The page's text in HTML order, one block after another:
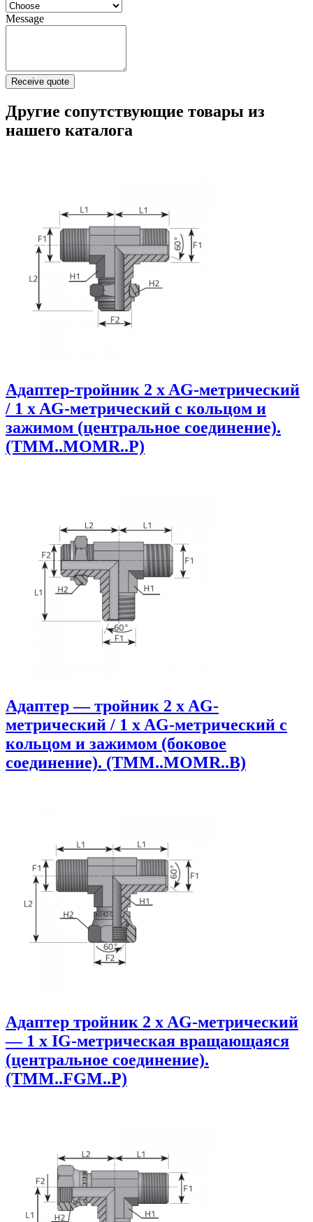
Message
Receive quote
Другие сопутствующие товары из
нашего каталога
Адаптер-тройник 2 x AG-метрический
/ 1 x AG-метрический с кольцом и
зажимом (центральное соединение).
(TMM..MOMR..P)
Адаптер — тройник 2 x AG-
метрический / 1 x AG-метрический с
кольцом и зажимом (боковое
соединение). (TMM..MOMR..B)
Адаптер тройник 2 x AG-метрический
— 1 x IG-метрическая вращающаяся
(центральное соединение).
(TMM..FGM..P)